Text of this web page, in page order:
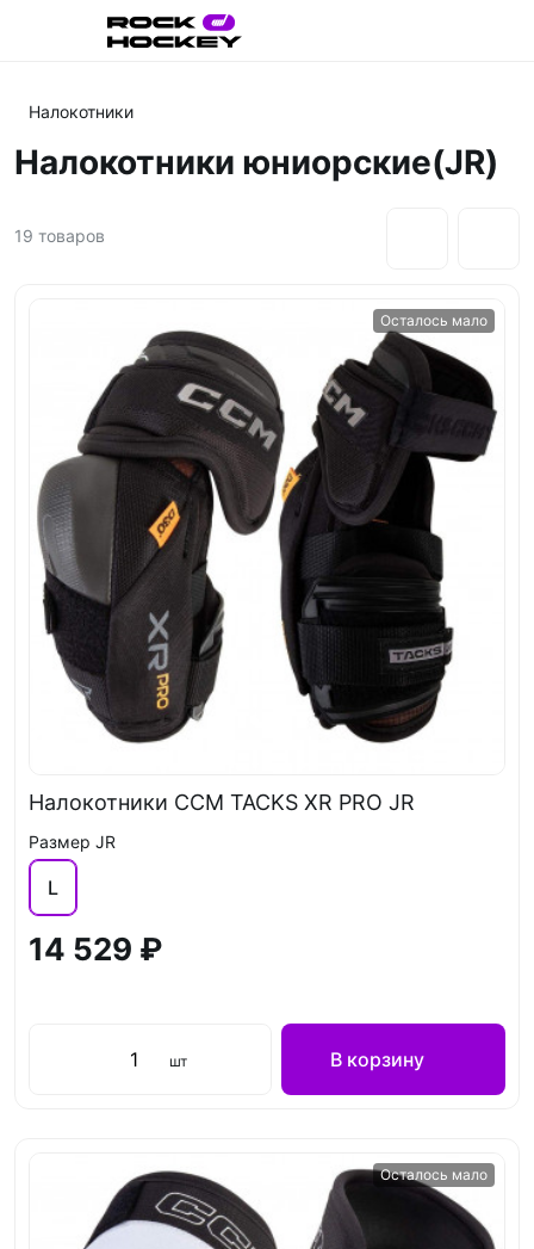
Налокотники
Налокотники юниорские(JR)
19 товаров
Осталось мало
Налокотники CCM TACKS XR PRO JR
Размер JR
L
14 529 ₽
шт В корзину
Осталось мало